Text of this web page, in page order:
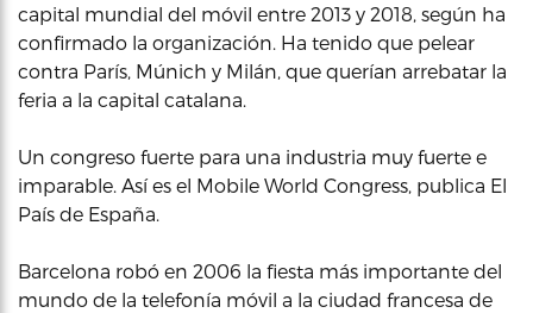
capital mundial del móvil entre 2013 y 2018, según ha
confirmado la organización. Ha tenido que pelear
contra París, Múnich y Milán, que querían arrebatar la
feria a la capital catalana.
Un congreso fuerte para una industria muy fuerte e
imparable. Así es el Mobile World Congress, publica El
País de España.
Barcelona robó en 2006 la fiesta más importante del
mundo de la telefonía móvil a la ciudad francesa de